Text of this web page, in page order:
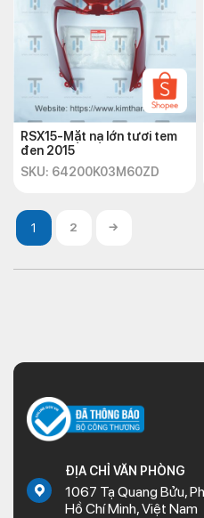
RSX15-Mặt nạ lớn tươi tem
đen 2015
SKU: 64200K03M60ZD
2 →
ĐỊA CHỈ VĂN PHÒNG
1067 Tạ Quang Bửu,
Hồ Chí Minh, Việt Nam